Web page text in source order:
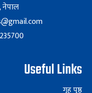
नेपाल
Useful Links